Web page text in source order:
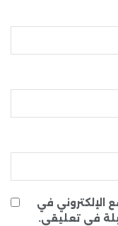
الإلكتروني في
في تعليقي.